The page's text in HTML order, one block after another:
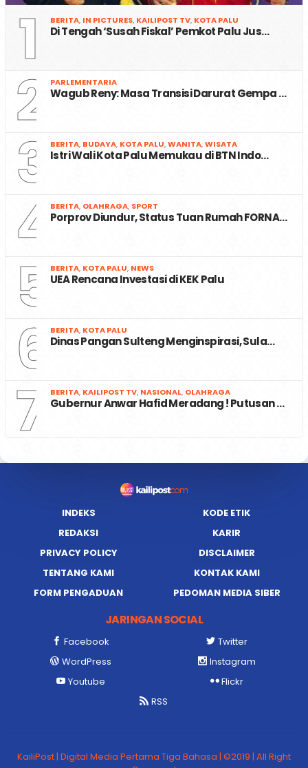
1 BERITA, IN PICTURES, KAILIPOST TV, KOTA PALU
Di Tengah ‘Susah Fiskal’ Pemkot Palu Jus…
2 PARLEMENTARIA
Wagub Reny: Masa Transisi Darurat Gempa …
3 BERITA, BUDAYA, KOTA PALU,WANITA,WISATA
Istri Wali Kota Palu Memukau di BTN Indo…
4 BERITA, OLAHRAGA, SPORT
Porprov Diundur, Status Tuan Rumah FORNA…
5 BERITA, KOTA PALU, NEWS
UEA Rencana Investasi di KEK Palu
6 BERITA, KOTA PALU
Dinas Pangan Sulteng Menginspirasi, Sula…
7 BERITA, KAILIPOST TV, NASIONAL, OLAHRAGA
Gubernur Anwar Hafid Meradang ! Putusan …
INDEKS
KODE ETIK
REDAKSI
KARIR
PRIVACY POLICY
DISCLAIMER
TENTANG KAMI
KONTAK KAMI
FORM PENGADUAN
PEDOMAN MEDIA SIBER
JARINGAN SOCIAL
Facebook
Twitter
WordPress
Instagram
Youtube
Flickr
RSS
KailiPost | Digital Media Pertama Tiga Bahasa | ©2019 | All Right